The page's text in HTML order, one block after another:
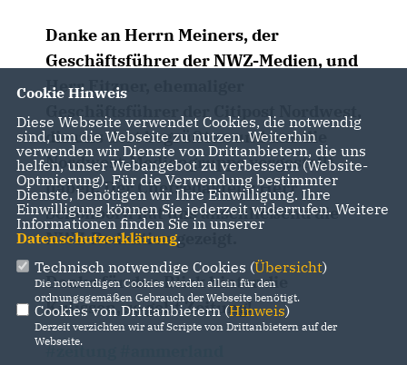
Danke an Herrn Meiners, der
Geschäftsführer der NWZ-Medien, und
Herr Fitzner, ehemaliger
Geschäftsführer der Citipost Nordwest,
die uns dort begrüßten und uns die
Nordwest-Mediengruppe vorgestellt
haben. Der Chefredakteur Herr
Schönborn hat uns anschließend die
NWZ-Redaktion gezeigt.
Danke für den Blick hinter die
Kulissen, so geht Zeitung!
#zeitung
Cookie Hinweis
Diese Webseite verwendet Cookies, die notwendig
sind, um die Webseite zu nutzen. Weiterhin
verwenden wir Dienste von Drittanbietern, die uns
helfen, unser Webangebot zu verbessern (Website-
Optmierung). Für die Verwendung bestimmter
Dienste, benötigen wir Ihre Einwilligung. Ihre
Einwilligung können Sie jederzeit widerrufen. Weitere
Informationen finden Sie in unserer
Datenschutzerklärung.
Technisch notwendige Cookies (Übersicht)
Die notwendigen Cookies werden allein für den
ordnungsgemäßen Gebrauch der Webseite benötigt.
Cookies von Drittanbietern (Hinweis)
Derzeit verzichten wir auf Scripte von Drittanbietern auf der
Webseite.